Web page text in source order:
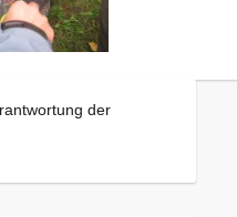
der